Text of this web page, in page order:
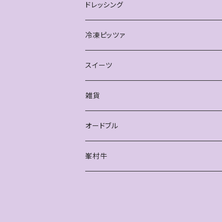
ドレッシング
冷凍ピッツァ
スイーツ
雑貨
オードブル
峯村牛